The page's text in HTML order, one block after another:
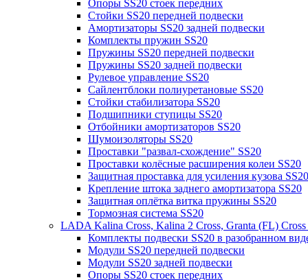
Опоры SS20 стоек передних
Стойки SS20 передней подвески
Амортизаторы SS20 задней подвески
Комплекты пружин SS20
Пружины SS20 передней подвески
Пружины SS20 задней подвески
Рулевое управление SS20
Сайлентблоки полиуретановые SS20
Стойки стабилизатора SS20
Подшипники ступицы SS20
Отбойники амортизаторов SS20
Шумоизоляторы SS20
Проставки "развал-схождение" SS20
Проставки колёсные расширения колеи SS20
Защитная проставка для усиления кузова SS20
Крепление штока заднего амортизатора SS20
Защитная оплётка витка пружины SS20
Тормозная система SS20
LADA Kalina Cross, Kalina 2 Cross, Granta (FL) Cross
Комплекты подвески SS20 в разобранном
Модули SS20 передней подвески
Модули SS20 задней подвески
Опоры SS20 стоек передних